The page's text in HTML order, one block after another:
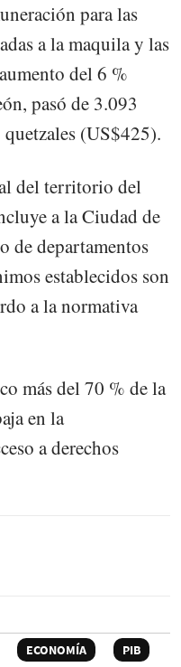
para las
a la maquila y las
del 6 %
pasó de 3.093
(US$425).
del territorio del
a la Ciudad de
de departamentos
establecidos son
a la normativa
más del 70 % de la
en la
a derechos
ECONOMÍA
PIB